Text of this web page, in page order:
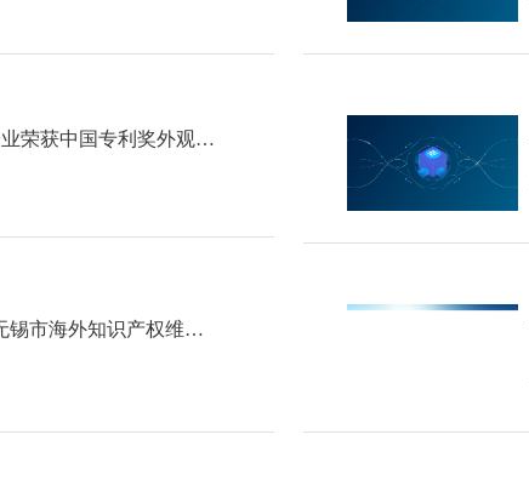
荣获中国专利奖外观…
锡市海外知识产权维…